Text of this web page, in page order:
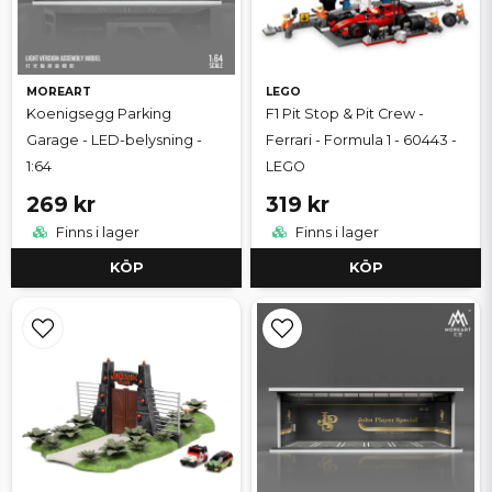
MOREART
Koenigsegg Parking
Garage - LED-belysning -
1:64
269 kr
Finns i lager
KÖP
LEGO
F1 Pit Stop & Pit Crew -
Ferrari - Formula 1 - 60443 -
LEGO
319 kr
Finns i lager
KÖP